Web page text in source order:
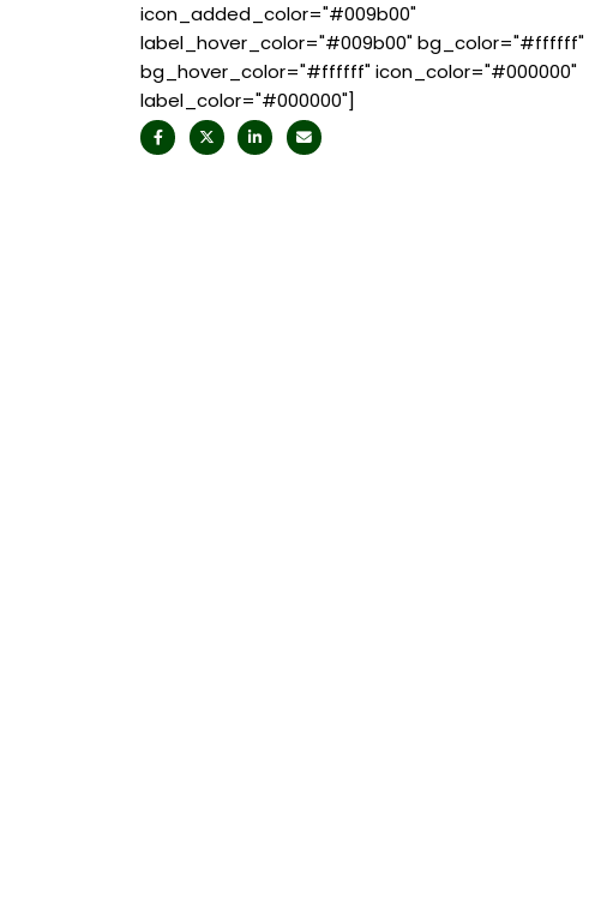
icon_added_color="#009b00"
label_hover_color="#009b00" bg_color="#ffffff"
bg_hover_color="#ffffff" icon_color="#000000"
label_color="#000000"]